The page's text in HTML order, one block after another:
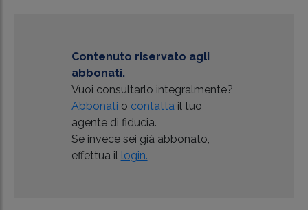
Contenuto riservato agli
abbonati.
Vuoi consultarlo integralmente?
Abbonati o contattail tuo
agente di fiducia.
Se invece sei già abbonato,
effettua il login.